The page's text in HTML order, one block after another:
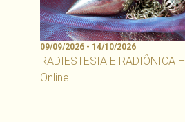
09/09/2026 - 14/10/2026
RADIESTESIA E RADIÔNICA –
Online